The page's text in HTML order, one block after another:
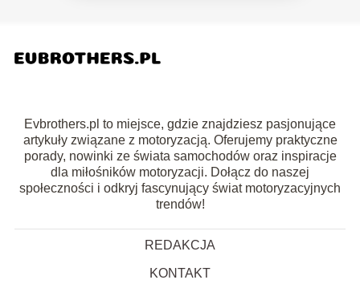
Evbrothers.pl to miejsce, gdzie znajdziesz pasjonujące
artykuły związane z motoryzacją. Oferujemy praktyczne
porady, nowinki ze świata samochodów oraz inspiracje
dla miłośników motoryzacji. Dołącz do naszej
społeczności i odkryj fascynujący świat motoryzacyjnych
trendów!
REDAKCJA
KONTAKT